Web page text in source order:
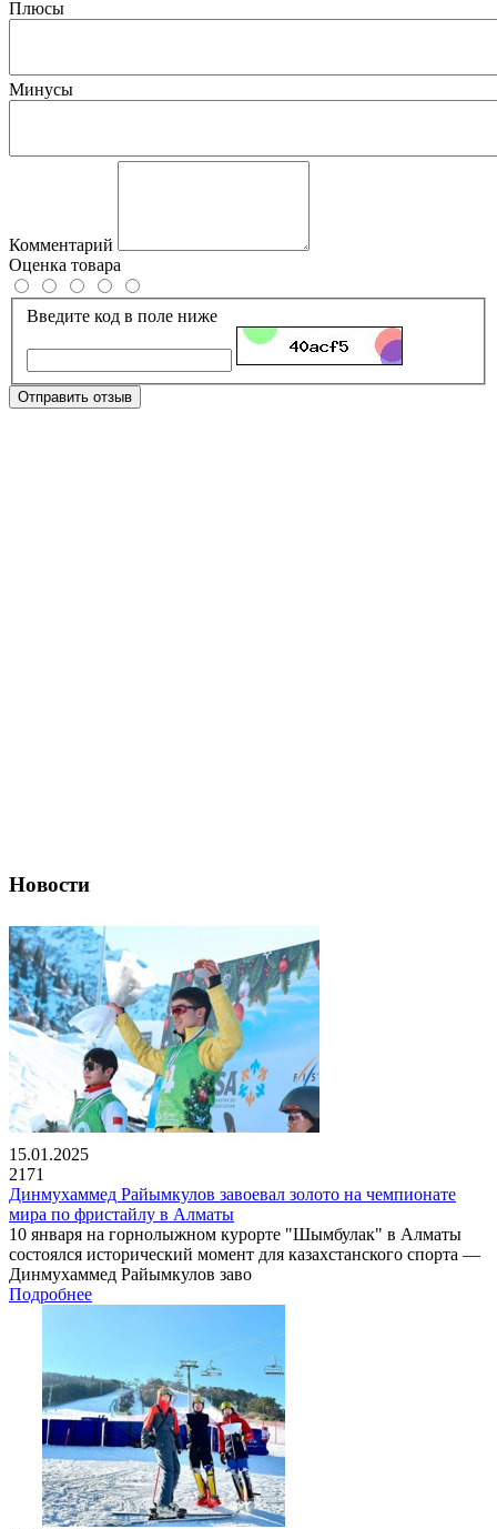
Плюсы
Минусы
Комментарий
Оценка товара
Введите код в поле ниже
Отправить отзыв
Новости
15.01.2025
2171
Динмухаммед Райымкулов завоевал золото на чемпионате
мира по фристайлу в Алматы
10 января на горнолыжном курорте "Шымбулак" в Алматы
состоялся исторический момент для казахстанского спорта —
Динмухаммед Райымкулов заво
Подробнее